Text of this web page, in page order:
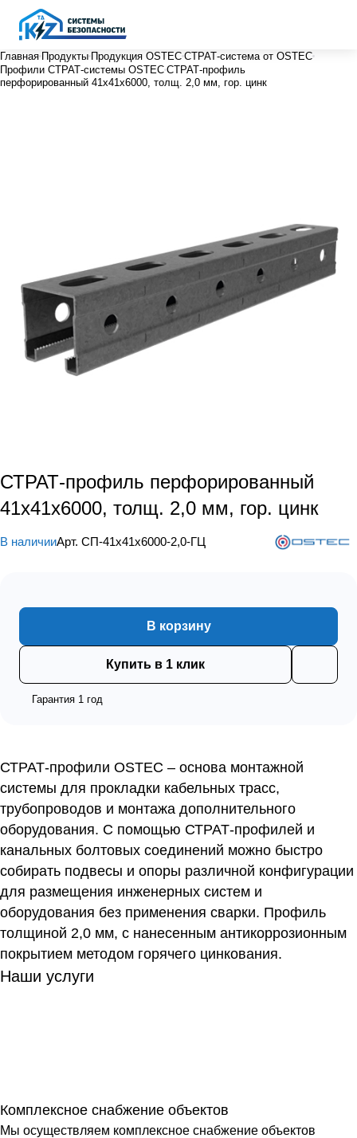
Главная Продукты Продукция OSTEC СТРАТ-система от OSTEC
Профили СТРАТ-системы OSTEC СТРАТ-профиль
перфорированный 41х41х6000, толщ. 2,0 мм, гор. цинк
СТРАТ-профиль перфорированный
41х41х6000, толщ. 2,0 мм, гор. цинк
В наличииАрт. СП-41х41х6000-2,0-ГЦ
В корзину
Купить в 1 клик
Гарантия 1 год
СТРАТ-профили OSTEC – основа монтажной
системы для прокладки кабельных трасс,
трубопроводов и монтажа дополнительного
оборудования. С помощью СТРАТ-профилей и
канальных болтовых соединений можно быстро
собирать подвесы и опоры различной конфигурации
для размещения инженерных систем и
оборудования без применения сварки. Профиль
толщиной 2,0 мм, с нанесенным антикоррозионным
покрытием методом горячего цинкования.
Наши услуги
Комплексное снабжение объектов
Мы осуществляем комплексное снабжение объектов